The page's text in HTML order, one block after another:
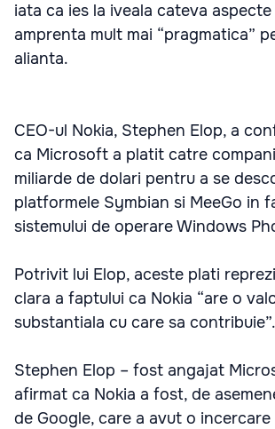
iata ca ies la iveala cateva
amprenta mult mai “pragmatica”
alianta.
CEO-ul Nokia, Stephen Elop, a
ca Microsoft a platit catre
miliarde de dolari pentru a se
platformele Symbian si MeeGo in
sistemului de operare Windows
Potrivit lui Elop, aceste plati
clara a faptului ca Nokia “are o
substantiala cu care sa contribuie”.
Stephen Elop – fost angajat
afirmat ca Nokia a fost, de
de Google, care a avut o incercare